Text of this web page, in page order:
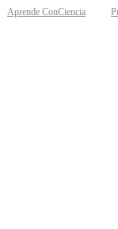
Aprende ConCiencia